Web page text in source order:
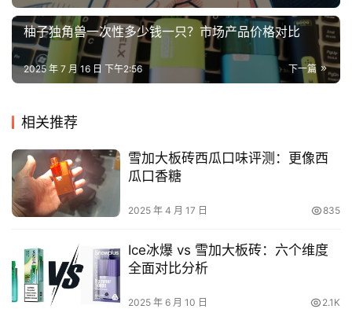
柚子独角兽一次性多少钱一只？市场产品价格对比
下一篇
2025 年 7 月 16 日 下午2:56
相关推荐
雪加大板砖西瓜口味评测：更像西
瓜口香糖
2025 年 4 月 17 日 835
Ice冰爆 vs 雪加大板砖：六个维度
全面对比分析
2025 年 6 月 10 日 2.1K